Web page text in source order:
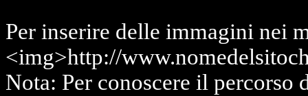
Per inserire delle immagini nei
<img>http://
Nota: Per conoscere il percorso